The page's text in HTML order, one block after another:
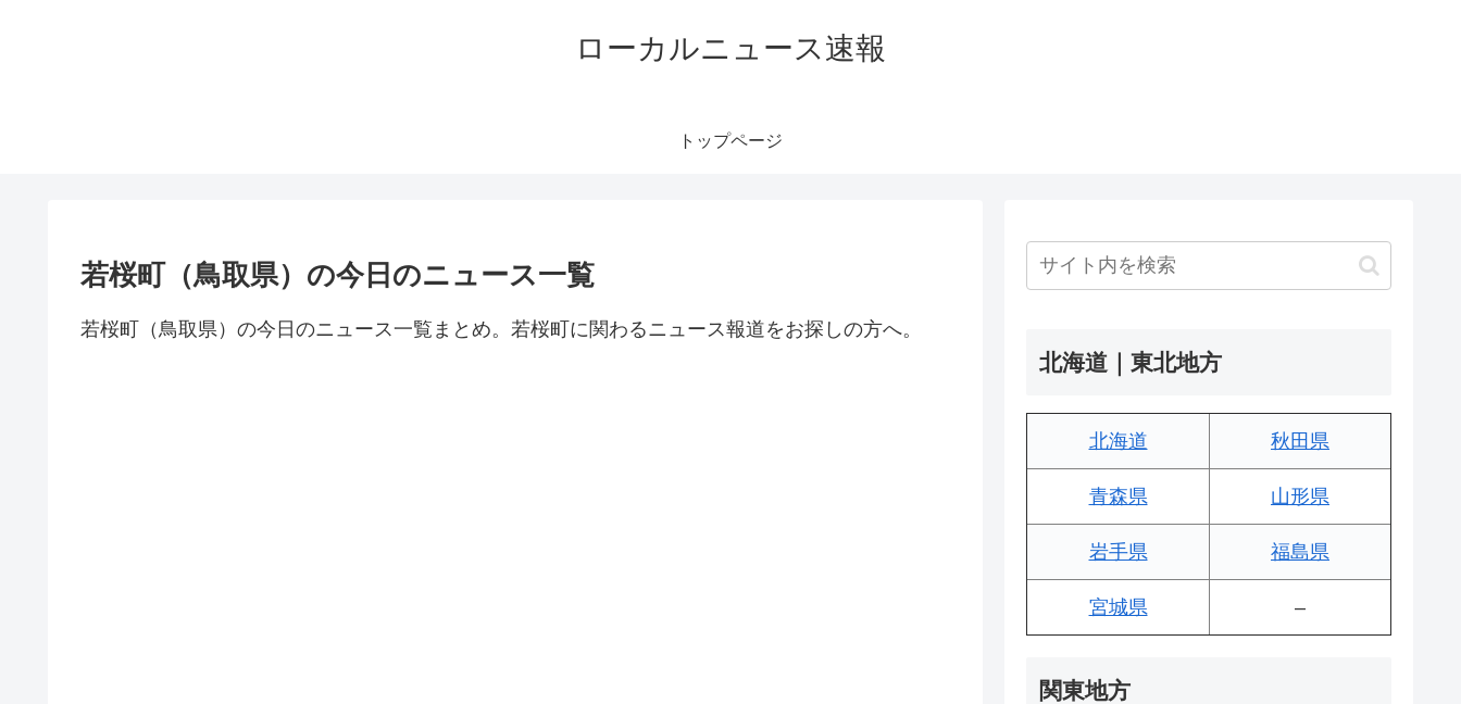
ローカルニュース速報
トップページ
若桜町（鳥取県）の今日のニュース一覧
若桜町（鳥取県）の今日のニュース一覧まとめ。若桜町に関わるニュース報道をお探しの方へ。
北海道｜東北地方
北海道 秋田県
青森県 山形県
岩手県 福島県
宮城県 –
関東地方